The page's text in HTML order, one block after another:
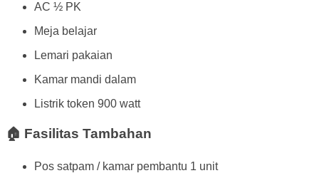
AC ½ PK
Meja belajar
Lemari pakaian
Kamar mandi dalam
Listrik token 900 watt
🏠 Fasilitas Tambahan
Pos satpam / kamar pembantu 1 unit